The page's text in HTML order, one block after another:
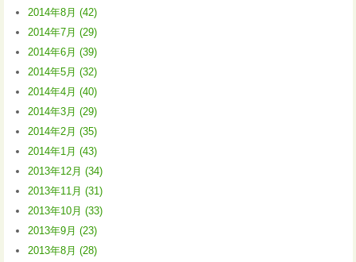
2014年8月 (42)
2014年7月 (29)
2014年6月 (39)
2014年5月 (32)
2014年4月 (40)
2014年3月 (29)
2014年2月 (35)
2014年1月 (43)
2013年12月 (34)
2013年11月 (31)
2013年10月 (33)
2013年9月 (23)
2013年8月 (28)